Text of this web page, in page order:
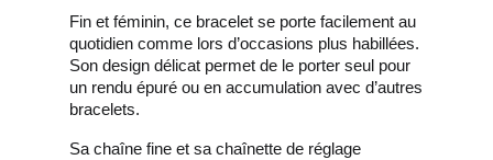
Fin et féminin, ce bracelet se porte facilement au
quotidien comme lors d’occasions plus habillées.
Son design délicat permet de le porter seul pour
un rendu épuré ou en accumulation avec d’autres
bracelets.
Sa chaîne fine et sa chaînette de réglage